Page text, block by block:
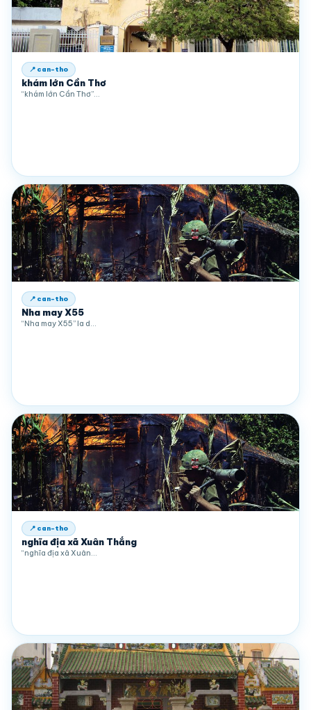
📍 can-tho
khám lớn Cần Thơ
“khám lớn Cần Thơ”…
📍 can-tho
Nha may X55
“Nha may X55” la d…
📍 can-tho
nghĩa địa xã Xuân Thắng
“nghĩa địa xã Xuân…